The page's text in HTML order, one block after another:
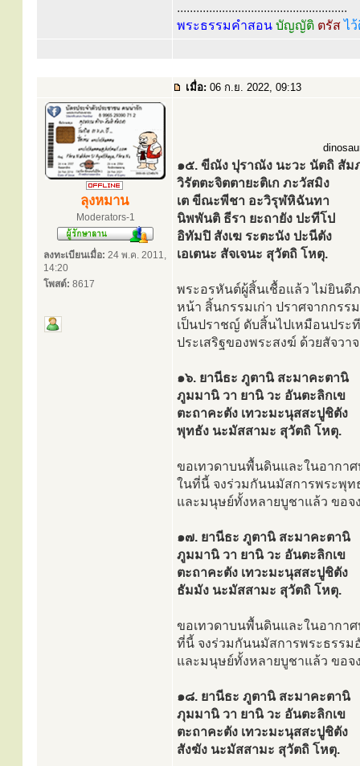
.....................................................
พระธรรมคำสอน บัญญัติ ตรัสไ
เมื่อ: 06 ก.ย. 2022, 09:13
ลุงหมาน
Moderators-1
ลงทะเบียนเมื่อ: 24 พ.ค. 2011,
14:20
โพสต์: 8617
๑๕. ขีณัง ปุราณัง นะวะ นัตถิ สัม
วิรัตตะจิตตายะติเก ภะวัสมิง
เต ขีณะพีชา อะวิรุฬหิฉันทา
นิพพันติ ธีรา ยะถายัง ปะทีโป
อิทัมปิ สังเฆ ระตะนัง ปะนีตัง
เอเตนะ สัจเจนะ สุวัตถิ โหตุ.
พระอรหันต์ผู้สิ้นเชื้อแล้ว ไม่ยินดี
หน้า สิ้นกรรมเก่า ปราศจากกรร
เป็นปราชญ์ ดับสิ้นไปเหมือนปร
ประเสริฐของพระสงฆ์ ด้วยสัจว
๑๖. ยานีธะ ภูตานิ สะมาคะตานิ
ภูมมานิ วา ยานิ วะ อันตะลิกเข
ตะถาคะตัง เทวะมะนุสสะปูชิตัง
พุทธัง นะมัสสามะ สุวัตถิ โหตุ.
ขอเทวดาบนพื้นดินและในอากา
ในที่นี้ จงร่วมกันนมัสการพระพุท
และมนุษย์ทั้งหลายบูชาแล้ว ขอจ
๑๗. ยานีธะ ภูตานิ สะมาคะตานิ
ภูมมานิ วา ยานิ วะ อันตะลิกเข
ตะถาคะตัง เทวะมะนุสสะปูชิตัง
ธัมมัง นะมัสสามะ สุวัตถิ โหตุ.
ขอเทวดาบนพื้นดินและในอากา
ที่นี้ จงร่วมกันนมัสการพระธรรม
และมนุษย์ทั้งหลายบูชาแล้ว ขอจ
๑๘. ยานีธะ ภูตานิ สะมาคะตานิ
ภุมมานิ วา ยานิ วะ อันตะลิกเข
ตะถาคะตัง เทวะมะนุสสะปูชิตัง
สังฆัง นะมัสสามะ สุวัตถิ โหตุ.